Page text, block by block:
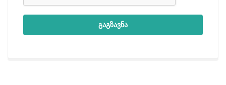
გაგზავნა